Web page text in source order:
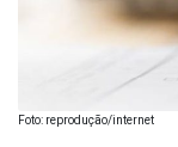
Foto: reprodução/internet